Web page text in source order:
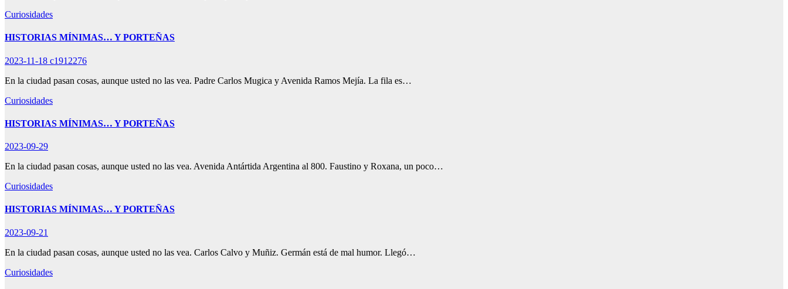
Curiosidades
HISTORIAS MÍNIMAS… Y PORTEÑAS
2023-11-18 c1912276
En la ciudad pasan cosas, aunque usted no las vea. Padre Carlos Mugica y Avenida Ramos Mejía. La fila es…
Curiosidades
HISTORIAS MÍNIMAS… Y PORTEÑAS
2023-09-29
En la ciudad pasan cosas, aunque usted no las vea. Avenida Antártida Argentina al 800. Faustino y Roxana, un poco…
Curiosidades
HISTORIAS MÍNIMAS… Y PORTEÑAS
2023-09-21
En la ciudad pasan cosas, aunque usted no las vea. Carlos Calvo y Muñiz. Germán está de mal humor. Llegó…
Curiosidades